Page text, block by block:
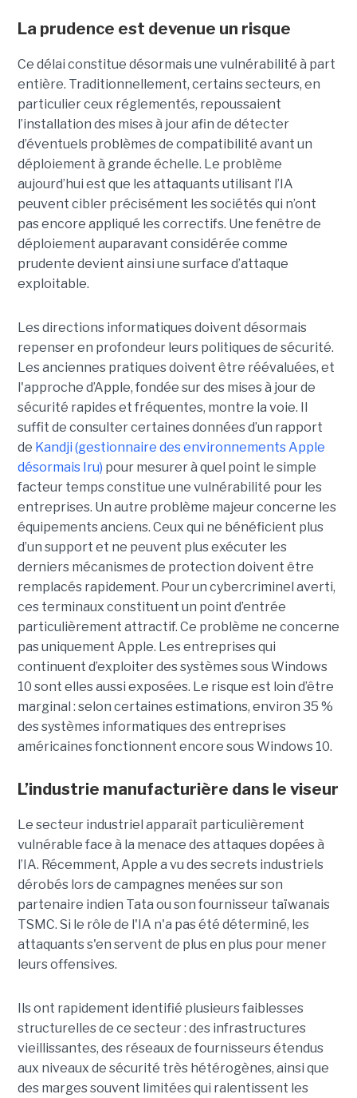
La prudence est devenue un risque
Ce délai constitue désormais une vulnérabilité à part
entière. Traditionnellement, certains secteurs, en
particulier ceux réglementés, repoussaient
l’installation des mises à jour afin de détecter
d’éventuels problèmes de compatibilité avant un
déploiement à grande échelle. Le problème
aujourd’hui est que les attaquants utilisant l’IA
peuvent cibler précisément les sociétés qui n’ont
pas encore appliqué les correctifs. Une fenêtre de
déploiement auparavant considérée comme
prudente devient ainsi une surface d’attaque
exploitable.
Les directions informatiques doivent désormais
repenser en profondeur leurs politiques de sécurité.
Les anciennes pratiques doivent être réévaluées, et
l'approche d’Apple, fondée sur des mises à jour de
sécurité rapides et fréquentes, montre la voie. Il
suffit de consulter certaines données d’un rapport
de Kandji (gestionnaire des environnements Apple
désormais Iru) pour mesurer à quel point le simple
facteur temps constitue une vulnérabilité pour les
entreprises. Un autre problème majeur concerne les
équipements anciens. Ceux qui ne bénéficient plus
d’un support et ne peuvent plus exécuter les
derniers mécanismes de protection doivent être
remplacés rapidement. Pour un cybercriminel averti,
ces terminaux constituent un point d’entrée
particulièrement attractif. Ce problème ne concerne
pas uniquement Apple. Les entreprises qui
continuent d’exploiter des systèmes sous Windows
10 sont elles aussi exposées. Le risque est loin d’être
marginal : selon certaines estimations, environ 35 %
des systèmes informatiques des entreprises
américaines fonctionnent encore sous Windows 10.
L’industrie manufacturière dans le viseur
Le secteur industriel apparaît particulièrement
vulnérable face à la menace des attaques dopées à
l’IA. Récemment, Apple a vu des secrets industriels
dérobés lors de campagnes menées sur son
partenaire indien Tata ou son fournisseur taïwanais
TSMC. Si le rôle de l'IA n'a pas été déterminé, les
attaquants s'en servent de plus en plus pour mener
leurs offensives.
Ils ont rapidement identifié plusieurs faiblesses
structurelles de ce secteur : des infrastructures
vieillissantes, des réseaux de fournisseurs étendus
aux niveaux de sécurité très hétérogènes, ainsi que
des marges souvent limitées qui ralentissent les